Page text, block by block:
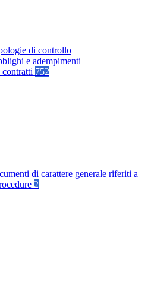
di controllo
e adempimenti
752
di carattere generale riferiti a
2